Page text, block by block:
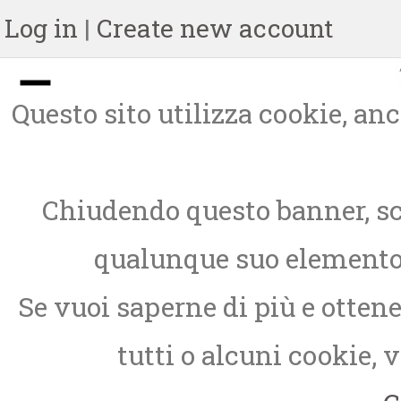
Log in | Create new account
Questo sito utilizza cookie,
Chiudendo questo banner,
qualunque suo
Se vuoi saperne di più e
tutti o alcuni cookie,